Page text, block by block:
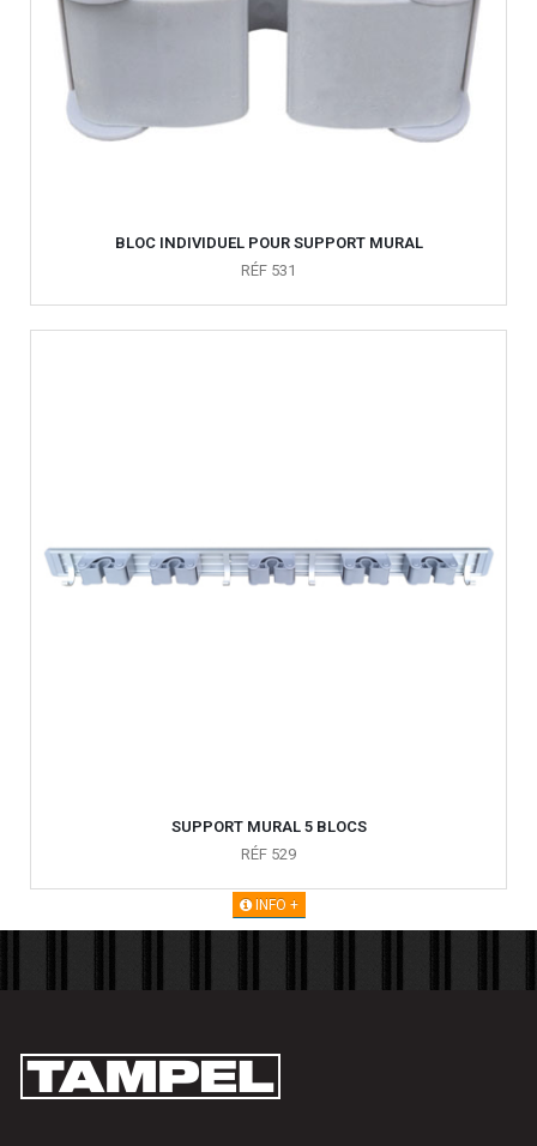
BLOC INDIVIDUEL POUR SUPPORT MURAL
RÉF 531
SUPPORT MURAL 5 BLOCS
RÉF 529
INFO +